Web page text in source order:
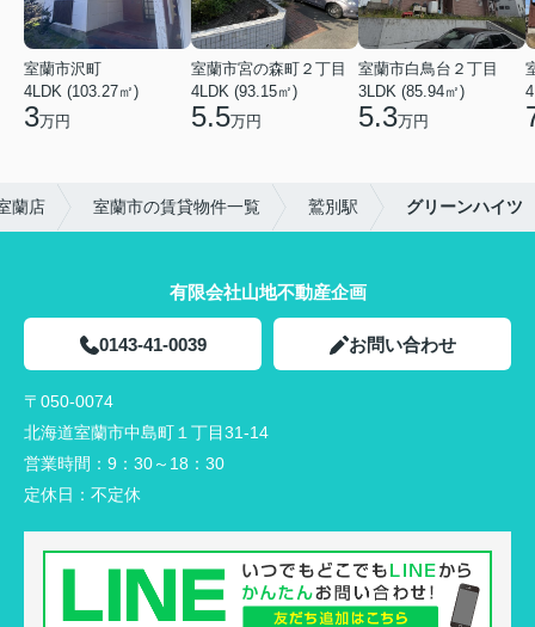
室蘭市沢町
4LDK (103.27㎡)
3万円
室蘭市宮の森町２丁目
4LDK (93.15㎡)
5.5万円
室蘭市白鳥台２丁目
3LDK (85.94㎡)
5.3万円
蘭店 室蘭市の賃貸物件一覧 鷲別駅 グリーンハイツ
有限会社山地不動産企画
0143-41-0039 お問い合わせ
〒050-0074
北海道室蘭市中島町１丁目31-14
営業時間： 9：30～18：30
定休日： 不定休